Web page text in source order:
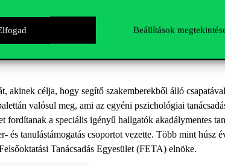
Beállítások
akinek célja, hogy segítő szakemberekből álló
valósul meg, ami az egyéni pszichológiai
fordítanak a speciális igényű hallgatók akadálymentes
és tanulástámogatás csoportot vezette. Több mint húsz
Tanácsadás Egyesület (FETA) elnöke.